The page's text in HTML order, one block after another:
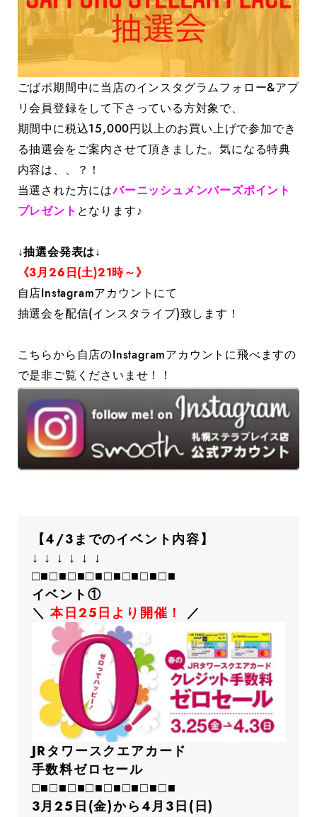
ごばポ期間中に当店のインスタグラムフォロー&アプ
リ会員登録をして下さっている方対象で、
期間中に税込15,000円以上のお買い上げで参加でき
る抽選会をご案内させて頂きました。気になる特典
内容は、、？！
当選された方にはバーニッシュメンバーズポイント
プレゼント となります♪
↓抽選会発表は↓
《3月26日(土)21時～》
自店Instagramアカウントにて
抽選会を配信(インスタライブ)致します！
こちらから自店のInstagramアカウントに飛べますの
で是非ご覧くださいませ！！
【4/3までのイベント内容】
↓ ↓ ↓ ↓ ↓ ↓
□■□■□■□■□■□■□■□■
イベント①
＼本日25日より開催！ ／
JRタワースクエアカード
手数料ゼロセール
□■□■□■□■□■□■□■□■
3月25日(金)から4月3日(日)